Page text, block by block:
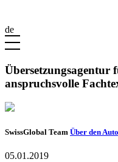
de
anspruchsvolle
SwissGlobal Team Über den
05.01.2019